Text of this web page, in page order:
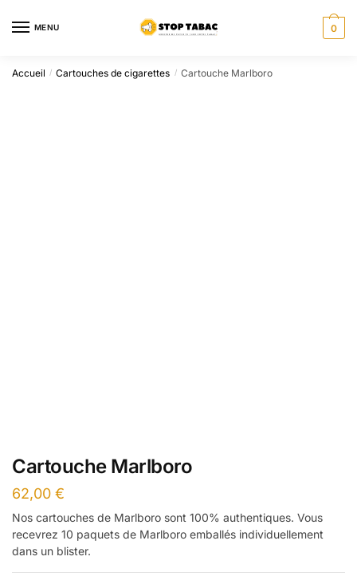
navigation
MENU 0
Accueil / Cartouches de cigarettes / Cartouche Marlboro
Cartouche Marlboro
62,00 €
Nos cartouches de Marlboro sont 100% authentiques. Vous
recevrez 10 paquets de Marlboro emballés individuellement
dans un blister.